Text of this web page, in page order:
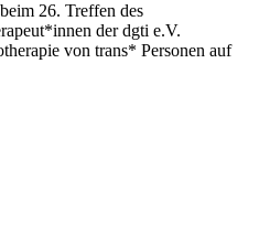
26. Treffen des
der dgti e.V.
von trans* Personen auf